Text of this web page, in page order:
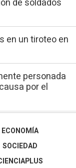
de soldados
en un tiroteo en
personada
por el
ECONOMÍA
SOCIEDAD